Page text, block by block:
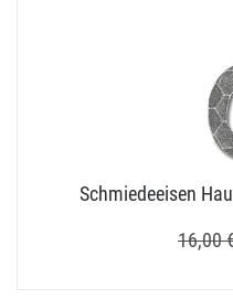
Schmiedeeisen
16,00